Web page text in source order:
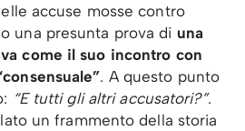
accuse mosse contro
una presunta prova di una
come il suo incontro con
. A questo punto
“E tutti gli altri accusatori?”.
un frammento della storia